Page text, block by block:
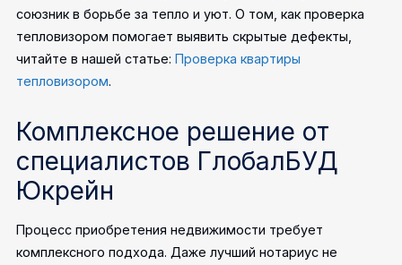
союзник в борьбе за тепло и уют. О том, как проверка
тепловизором помогает выявить скрытые дефекты,
читайте в нашей статье:Проверка квартиры
тепловизором.
Комплексное решение от
специалистов ГлобалБУД
Юкрейн
Процесс приобретения недвижимости требует
комплексного подхода. Даже лучший нотариус не